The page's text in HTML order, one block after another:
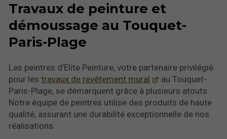
Travaux de peinture et
démoussage au Touquet-
Paris-Plage
Les peintres d’Elite Peinture, votre partenaire privilégié
pour les travaux de revêtement mural
au Touquet-
Paris-Plage, se démarquent grâce à plusieurs atouts.
Notre équipe de peintres utilise des produits de haute
qualité, assurant une durabilité exceptionnelle de nos
réalisations.